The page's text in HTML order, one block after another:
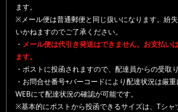
ます。
※メール便は普通郵便と同じ扱いになります。紛
いかねますのでご了承ください。
・ メール便は代引き発送はできません。お支払い
ます。
・ポストに投函されますので、配達員からの受取
・お問合せ番号+バーコードにより配達状況は厳
WEBにて配達状況の確認が可能です。
※基本的にポストから投函できるサイズは、Tシャ